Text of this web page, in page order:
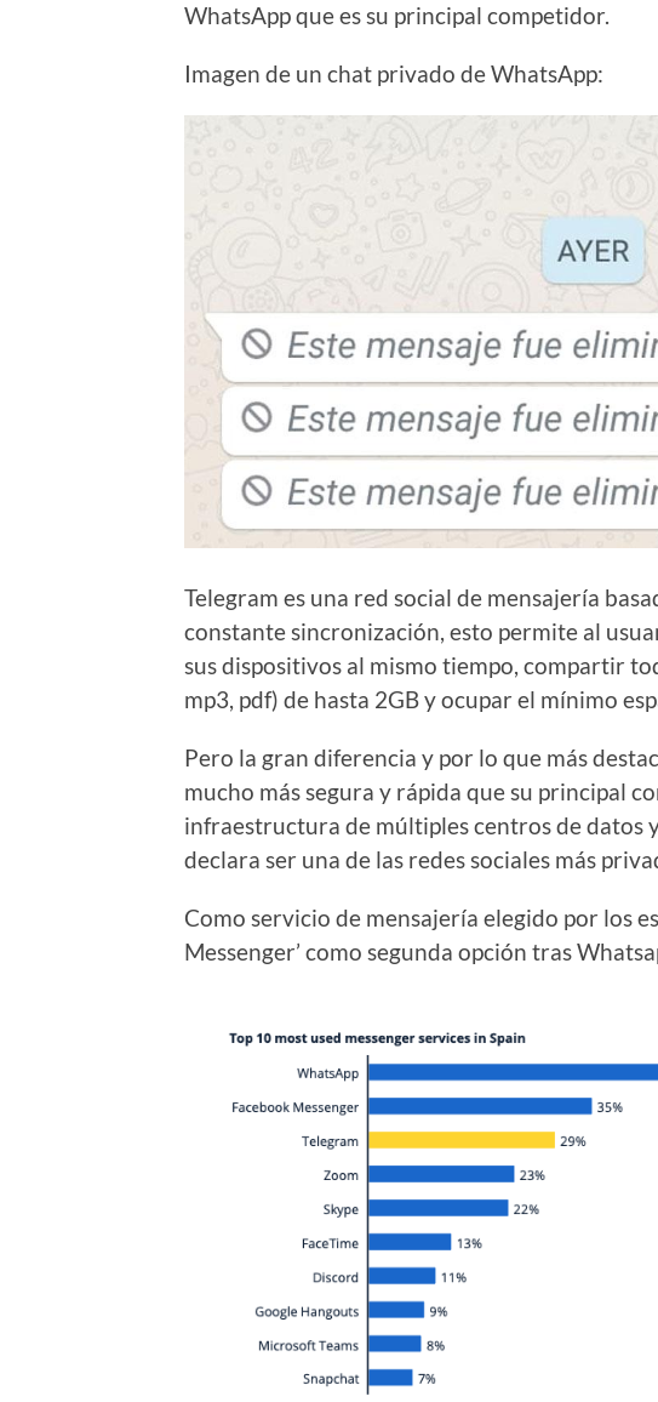
WhatsApp que es su principal competidor.
Imagen de un chat privado de WhatsApp:
Telegram es una red social de mensajería
constante sincronización, esto permite al
sus dispositivos al mismo tiempo, compartir
mp3, pdf) de hasta 2GB y ocupar el mínimo
Pero la gran diferencia y por lo que más
mucho más segura y rápida que su principal
infraestructura de múltiples centros de datos
declara ser una de las redes sociales más
Como servicio de mensajería elegido por los
Messenger’ como segunda opción tras